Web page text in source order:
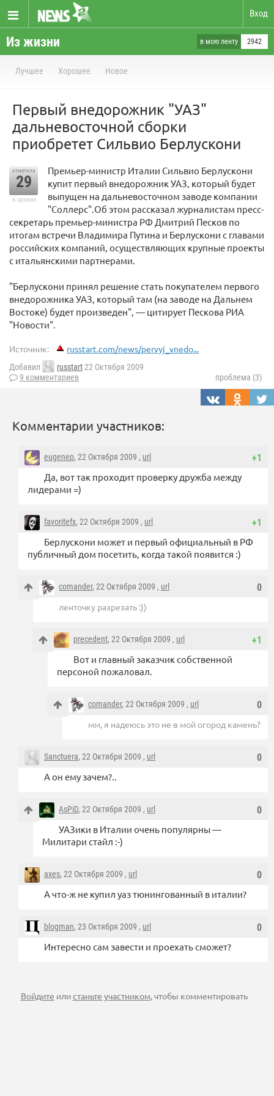
Вход
Из жизни в мою ленту 2942
Лучшее Хорошее Новое
Первый внедорожник "УАЗ"
дальневосточной сборки
приобретет Сильвио Берлускони
отметили
29
в архиве
Премьер-министр Италии Сильвио Берлускони
купит первый внедорожник УАЗ, который будет
выпущен на дальневосточном заводе компании
"Соллерс".Об этом рассказал журналистам пресс-
секретарь премьер-министра РФ Дмитрий Песков по
итогам встречи Владимира Путина и Берлускони с главами
российских компаний, осуществляющих крупные проекты
с итальянскими партнерами.
"Берлускони принял решение стать покупателем первого
внедорожника УАЗ, который там (на заводе на Дальнем
Востоке) будет произведен", — цитирует Пескова РИА
"Новости".
Источник: russtart.com/news/pervyj_vnedo...
Добавил russtart22 Октября 2009
9 комментариев
проблема (3)
Комментарии участников:
+1
eugenep, 22 Октября 2009 , url
Да, вот так проходит проверку дружба между
лидерами =)
+1
favoritefx, 22 Октября 2009 , url
Берлускони может и первый официальный в РФ
публичный дом посетить, когда такой появится :)
0
comander, 22 Октября 2009 , url
ленточку разрезать :))
+1
precedent, 22 Октября 2009 , url
Вот и главный заказчик собственной
персоной пожаловал.
0
comander, 22 Октября 2009 , url
мм, я надеюсь это не в мой огород камень?
0
Sanctuera, 22 Октября 2009 , url
А он ему зачем?..
0
AsPiD, 22 Октября 2009 , url
УАЗики в Италии очень популярны —
Милитари стайл :-)
0
axes, 22 Октября 2009 , url
А что-ж не купил уаз тюнингованный в италии?
0
blogman, 23 Октября 2009 , url
Интересно сам завести и проехать сможет?
Войдите илистаньте участником, чтобы комментировать